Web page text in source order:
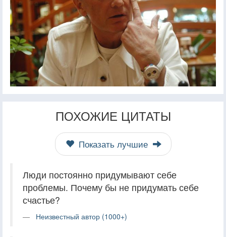
ПОХОЖИЕ ЦИТАТЫ
Показать лучшие
Люди постоянно придумывают себе
проблемы. Почему бы не придумать себе
счастье?
Неизвестный автор (1000+)